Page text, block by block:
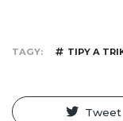
TAGY TIPY A
Tweet